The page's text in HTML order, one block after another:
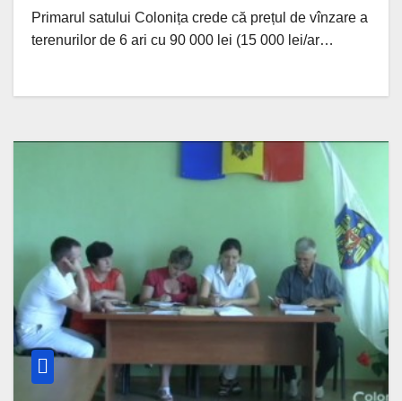
Primarul satului Colonița crede că prețul de vînzare a
terenurilor de 6 ari cu 90 000 lei (15 000 lei/ar…